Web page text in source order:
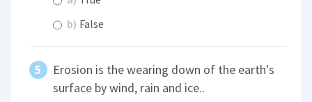
b) False
Erosion is the wearing down of the earth's
surface by wind, rain and ice..